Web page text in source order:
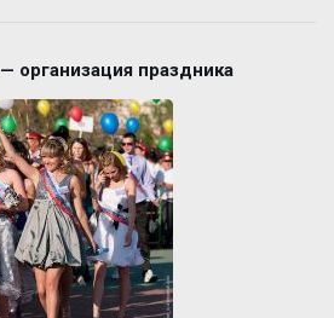
организация праздника